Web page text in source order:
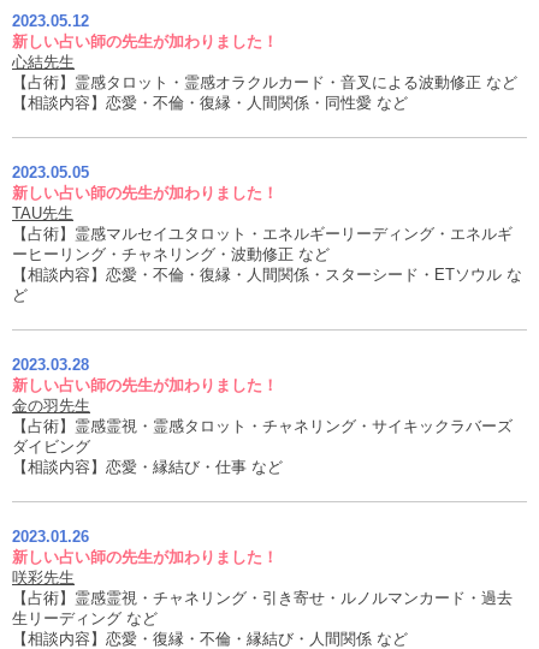
2023.05.12
新しい占い師の先生が加わりました！
心結先生
【占術】霊感タロット・霊感オラクルカード・音叉による波動修正 など
【相談内容】恋愛・不倫・復縁・人間関係・同性愛 など
2023.05.05
新しい占い師の先生が加わりました！
TAU先生
【占術】霊感マルセイユタロット・エネルギーリーディング・エネルギ
ーヒーリング・チャネリング・波動修正 など
【相談内容】恋愛・不倫・復縁・人間関係・スターシード・ETソウル な
ど
2023.03.28
新しい占い師の先生が加わりました！
金の羽先生
【占術】霊感霊視・霊感タロット・チャネリング・サイキックラバーズ
ダイビング
【相談内容】恋愛・縁結び・仕事 など
2023.01.26
新しい占い師の先生が加わりました！
咲彩先生
【占術】霊感霊視・チャネリング・引き寄せ・ルノルマンカード・過去
生リーディング など
【相談内容】恋愛・復縁・不倫・縁結び・人間関係 など